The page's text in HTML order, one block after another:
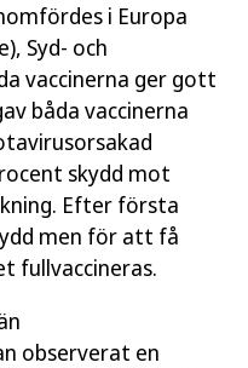
i Europa
Syd- och
vaccinerna ger gott
båda vaccinerna
skydd mot
Efter första
men för att få
fullvaccineras.
observerat en